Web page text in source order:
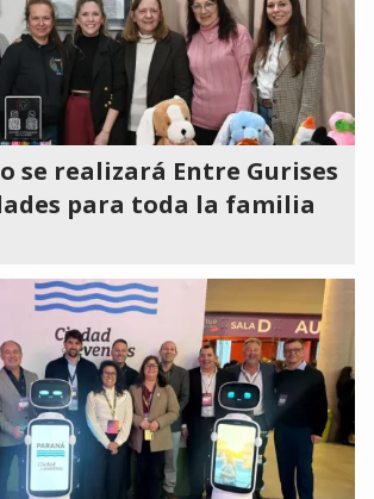
se realizará Entre Gurises
para toda la familia